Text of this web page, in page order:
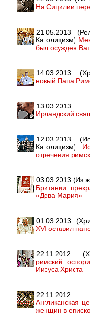
На Сицилии
21.05.2013
Католицизм)
был осужден
14.03.2013
новый Папа
13.03.2013
Ирландский
12.03.2013
Католицизм)
отречения
03.03.2013 (Из
Британии
«Дева Мария»
01.03.2013
XVI оставил
22.11.2012
римский
Иисуса Христа
22.11.2012
Англиканская
женщин в